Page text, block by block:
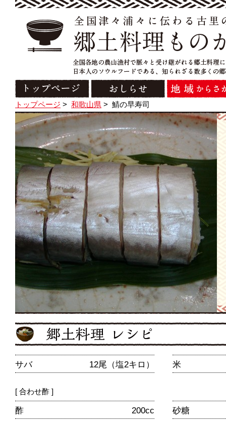
トップページ > 和歌山県 > 鯖の早寿司
サバ 12尾（塩2キロ） 米
[ 合わせ酢 ]
酢 200cc 砂糖